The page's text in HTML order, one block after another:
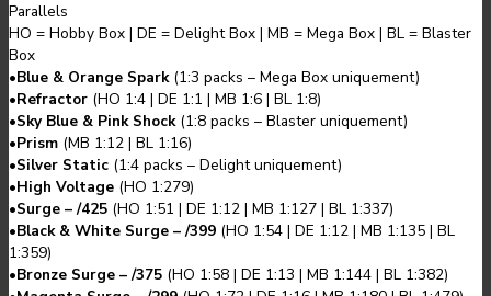
Parallels
HO = Hobby Box | DE = Delight Box | MB = Mega Box | BL = Blaster
Box
•Blue & Orange Spark (1:3 packs – Mega Box uniquement)
•Refractor (HO 1:4 | DE 1:1 | MB 1:6 | BL 1:8)
•Sky Blue & Pink Shock (1:8 packs – Blaster uniquement)
•Prism (MB 1:12 | BL 1:16)
•Silver Static (1:4 packs – Delight uniquement)
•High Voltage (HO 1:279)
•Surge – /425 (HO 1:51 | DE 1:12 | MB 1:127 | BL 1:337)
•Black & White Surge – /399 (HO 1:54 | DE 1:12 | MB 1:135 | BL
1:359)
•Bronze Surge – /375 (HO 1:58 | DE 1:13 | MB 1:144 | BL 1:382)